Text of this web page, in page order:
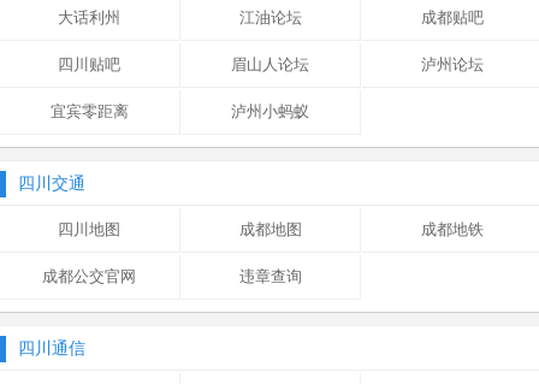
大话利州 江油论坛 成都贴吧
四川贴吧 眉山人论坛 泸州论坛
宜宾零距离 泸州小蚂蚁
四川交通
四川地图 成都地图 成都地铁
成都公交官网 违章查询
四川通信